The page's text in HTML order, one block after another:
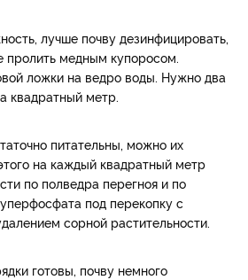
лучше почву дезинфицировать,
пролить медным купоросом.
ложки на ведро воды. Нужно два
квадратный метр.
питательны, можно их
на каждый квадратный метр
по полведра перегноя и по
под перекопку с
сорной растительности.
готовы, почву немного